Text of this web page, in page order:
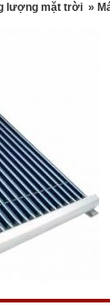
lượng mặt trời »